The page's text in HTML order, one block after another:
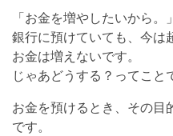
「お金を増やしたいから。
銀行に預けていても、今は
お金は増えないです。
じゃあどうする？ってこと
お金を預けるとき、その目
です。